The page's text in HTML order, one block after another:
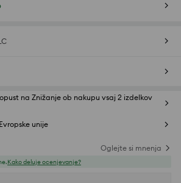
na Znižanje ob nakupu vsaj 2 izdelkov
unije
Oglejte si mnenja
Kako deluje ocenjevanje?